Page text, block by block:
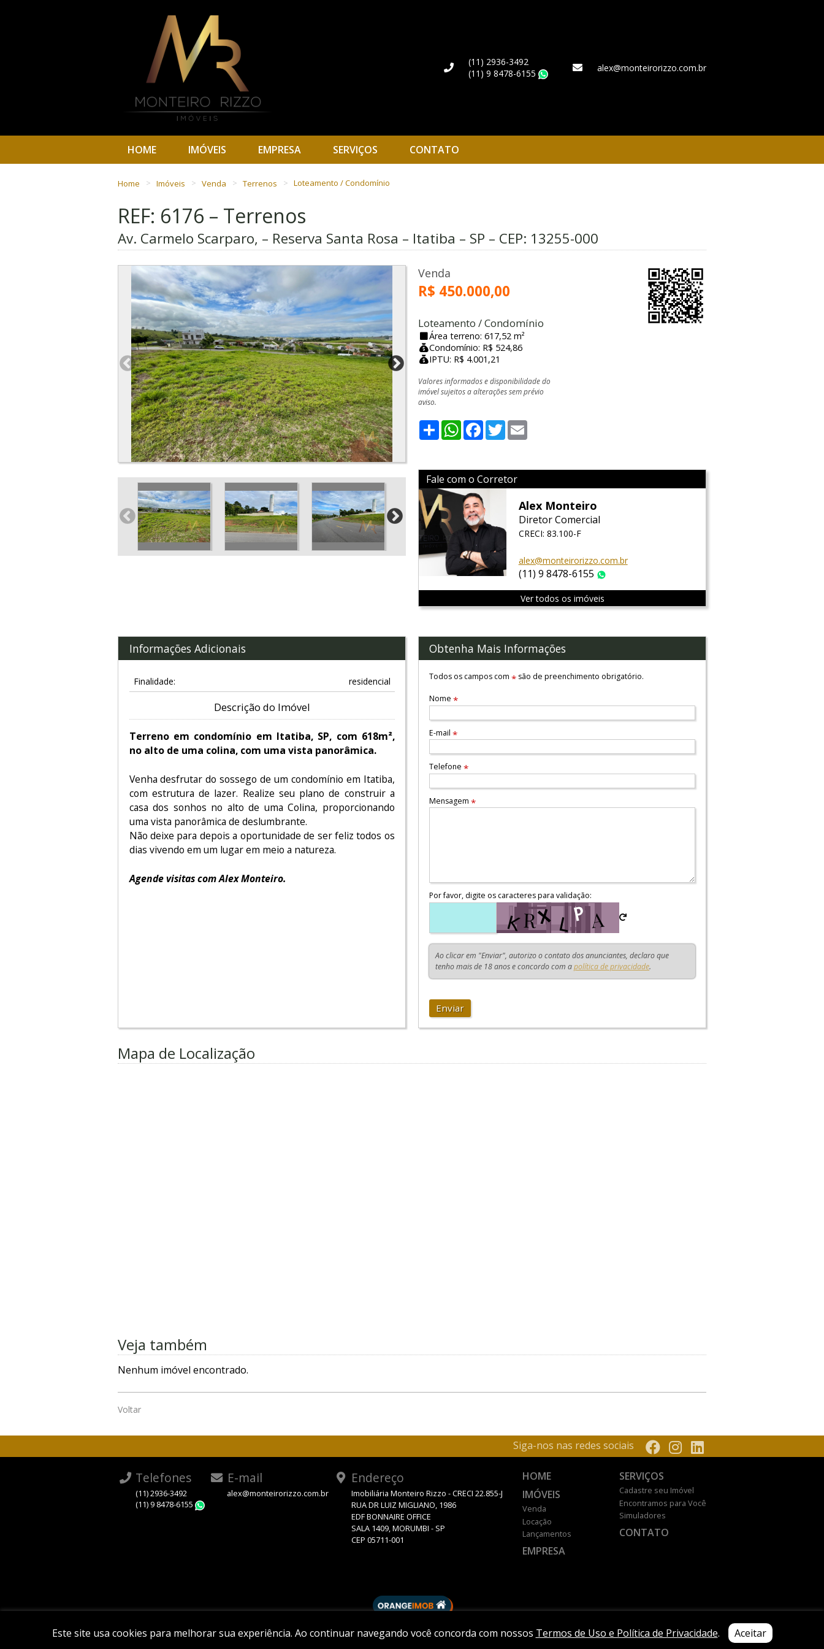
(11) 2936-3492
(11) 9 8478-6155
alex@monteirorizzo.com.br
HOME IMÓVEIS EMPRESA SERVIÇOS CONTATO
Home Imóveis Venda Terrenos Loteamento / Condomínio
REF: 6176 – Terrenos
Av. Carmelo Scarparo, – Reserva Santa Rosa – Itatiba – SP – CEP: 13255-000
Venda
R$ 450.000,00
Loteamento / Condomínio
Área terreno: 617,52 m²
Condomínio: R$ 524,86
IPTU: R$ 4.001,21
Valores informados e disponibilidade do
imóvel sujeitos a alterações sem prévio
aviso.
ShareWhatsApp
Facebook
Twitter
Fale com o Corretor
Alex Monteiro
Diretor Comercial
CRECI: 83.100-F
alex@monteirorizzo.com.br
(11) 9 8478-6155
Ver todos os imóveis
Informações Adicionais
Finalidade: residencial
Descrição do Imóvel
Terreno em condomínio em Itatiba, SP, com 618m²,
no alto de uma colina, com uma vista panorâmica.
Venha desfrutar do sossego de um condomínio em Itatiba,
com estrutura de lazer. Realize seu plano de construir a
casa dos sonhos no alto de uma Colina, proporcionando
uma vista panorâmica de deslumbrante.
Não deixe para depois a oportunidade de ser feliz todos os
dias vivendo em um lugar em meio a natureza.
Agende visitas com Alex Monteiro.
Obtenha Mais Informações
Todos os campos com* são de preenchimento obrigatório.
Nome*
E-mail*
Telefone*
Mensagem*
Por favor, digite os caracteres para validação:
Ao clicar em "Enviar", autorizo o contato dos anunciantes, declaro que
tenho mais de 18 anos e concordo com apolítica de privacidade.
Enviar
Mapa de Localização
Veja também
Nenhum imóvel encontrado.
Voltar
Este site usa cookies para melhorar sua experiência. Ao continuar navegando você concorda com nossos Termos de Uso e Política de Privacidade. Aceitar
Siga-nos nas redes sociais
Telefones
(11) 2936-3492
(11) 9 8478-6155
E-mail
alex@monteirorizzo.com.br
Endereço
Imobiliária Monteiro Rizzo - CRECI 22.855-J
RUA DR LUIZ MIGLIANO, 1986
EDF BONNAIRE OFFICE
SALA 1409, MORUMBI - SP
CEP 05711-001
HOME
IMÓVEIS
Venda
Locação
Lançamentos
EMPRESA
SERVIÇOS
Cadastre seu Imóvel
Encontramos para Você
Simuladores
CONTATO
© 2026 MONTEIRO RIZZO.